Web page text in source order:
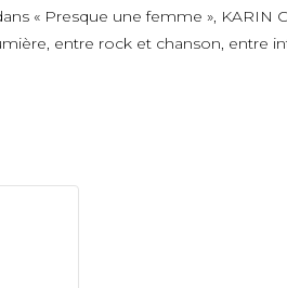
« Presque une femme »,
entre rock et chanson, entre